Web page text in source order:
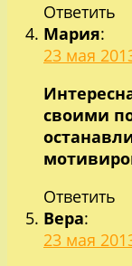
Ответить
Мария:
23 мая
своими
Ответить
Вера:
23 мая